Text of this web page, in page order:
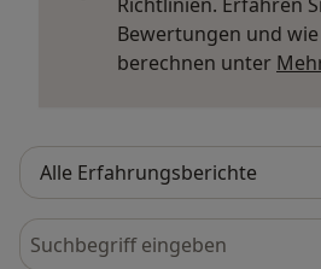
Bewertungen und
berechnen unter
Bewertungen durchsuchen